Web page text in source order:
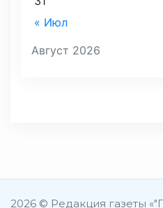
Август 2026
« Июл
2026 © Редакция газеты